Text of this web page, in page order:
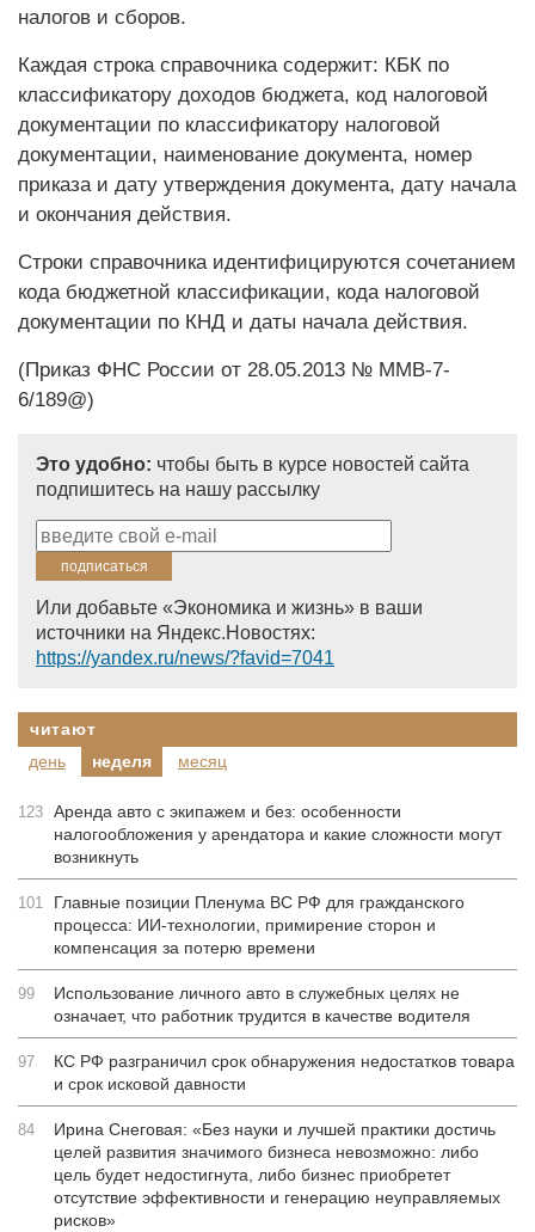
налогов и сборов.
Каждая строка справочника содержит: КБК по
классификатору доходов бюджета, код налоговой
документации по классификатору налоговой
документации, наименование документа, номер
приказа и дату утверждения документа, дату начала
и окончания действия.
Строки справочника идентифицируются сочетанием
кода бюджетной классификации, кода налоговой
документации по КНД и даты начала действия.
(Приказ ФНС России от 28.05.2013 № ММВ-7-
6/189@)
Это удобно: чтобы быть в курсе новостей сайта
подпишитесь на нашу рассылку
Или добавьте «Экономика и жизнь» в ваши
источники на Яндекс.Новостях:
https://yandex.ru/news/?favid=7041
читают
день
неделя месяц
123 Аренда авто с экипажем и без: особенности
налогообложения у арендатора и какие сложности могут
возникнуть
101
Главные позиции Пленума ВС РФ для гражданского
процесса: ИИ-технологии, примирение сторон и
компенсация за потерю времени
99
Использование личного авто в служебных целях не
означает, что работник трудится в качестве водителя
97
КС РФ разграничил срок обнаружения недостатков товара
и срок исковой давности
84
Ирина Снеговая: «Без науки и лучшей практики достичь
целей развития значимого бизнеса невозможно: либо
цель будет недостигнута, либо бизнес приобретет
отсутствие эффективности и генерацию неуправляемых
рисков»